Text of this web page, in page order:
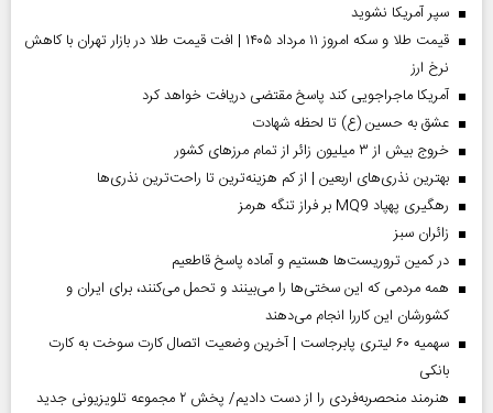
سپر آمریکا نشوید
قیمت طلا و سکه امروز ۱۱ مرداد ۱۴۰۵ | افت قیمت طلا در بازار تهران با کاهش
نرخ ارز
آمریکا ماجراجویی کند پاسخ مقتضی دریافت خواهد کرد
عشق به حسین (ع) تا لحظه شهادت
خروج بیش از ۳ میلیون زائر از تمام مرز‌های کشور
بهترین نذری‌های اربعین | از کم هزینه‌ترین تا راحت‌ترین نذری‌ها
رهگیری پهپاد MQ9 بر فراز تنگه هرمز
‌زائران سبز
در کمین تروریست‌ها هستیم و آماده پاسخ قاطعیم
همه مردمی که این سختی‌ها را می‌بینند و تحمل می‌کنند، برای ایران و
کشورشان این کاررا انجام می‌دهند
سهمیه ۶۰ لیتری پابرجاست | آخرین وضعیت اتصال کارت سوخت به کارت
بانکی
هنرمند منحصر‌به‌فردی را از دست دادیم/ پخش ۲ مجموعه تلویزیونی جدید